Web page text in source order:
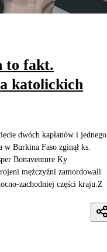
to fakt.
katolickich
dwóch kapłanów i jednego
Burkina Faso zginął ks.
Bonaventure Ky
mężczyźni zamordowali
zachodniej części kraju.Z